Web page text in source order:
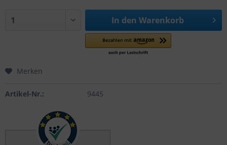
In den Warenkorb
Merken
Artikel-Nr.: 9445